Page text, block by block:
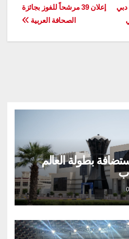
إعلان 39 مرشحاً للفوز بجائزة
الصحافة العربية
دبي
بطولة العالم